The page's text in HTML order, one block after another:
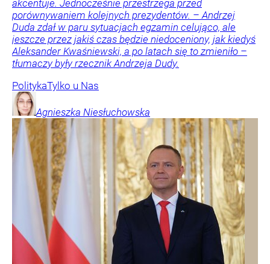
akcentuje. Jednocześnie przestrzega przed
porównywaniem kolejnych prezydentów. – Andrzej
Duda zdał w paru sytuacjach egzamin celująco, ale
jeszcze przez jakiś czas będzie niedoceniony, jak kiedyś
Aleksander Kwaśniewski, a po latach się to zmieniło –
tłumaczy były rzecznik Andrzeja Dudy.
PolitykaTylko u Nas
Agnieszka Niesłuchowska